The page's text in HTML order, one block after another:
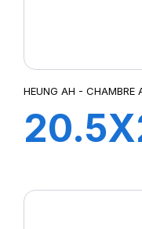
HEUNG AH - CHAMBRE